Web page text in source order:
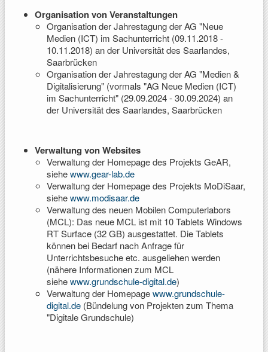
Organisation von Veranstaltungen
Organisation der Jahrestagung der AG "Neue
Medien (ICT) im Sachunterricht (09.11.2018 -
10.11.2018) an der Universität des Saarlandes,
Saarbrücken
Organisation der Jahrestagung der AG "Medien &
Digitalisierung" (vormals "AG Neue Medien (ICT)
im Sachunterricht" (29.09.2024 - 30.09.2024) an
der Universität des Saarlandes, Saarbrücken
Verwaltung von Websites
Verwaltung der Homepage des Projekts GeAR,
siehewww.gear-lab.de
Verwaltung der Homepage des Projekts MoDiSaar,
siehewww.modisaar.de
Verwaltung des neuen Mobilen Computerlabors
(MCL): Das neue MCL ist mit 10 Tablets Windows
RT Surface (32 GB) ausgestattet. Die Tablets
können bei Bedarf nach Anfrage für
Unterrichtsbesuche etc. ausgeliehen werden
(nähere Informationen zum MCL
siehewww.grundschule-digital.de)
Verwaltung der Homepagewww.grundschule-
digital.de (Bündelung von Projekten zum Thema
"Digitale Grundschule)